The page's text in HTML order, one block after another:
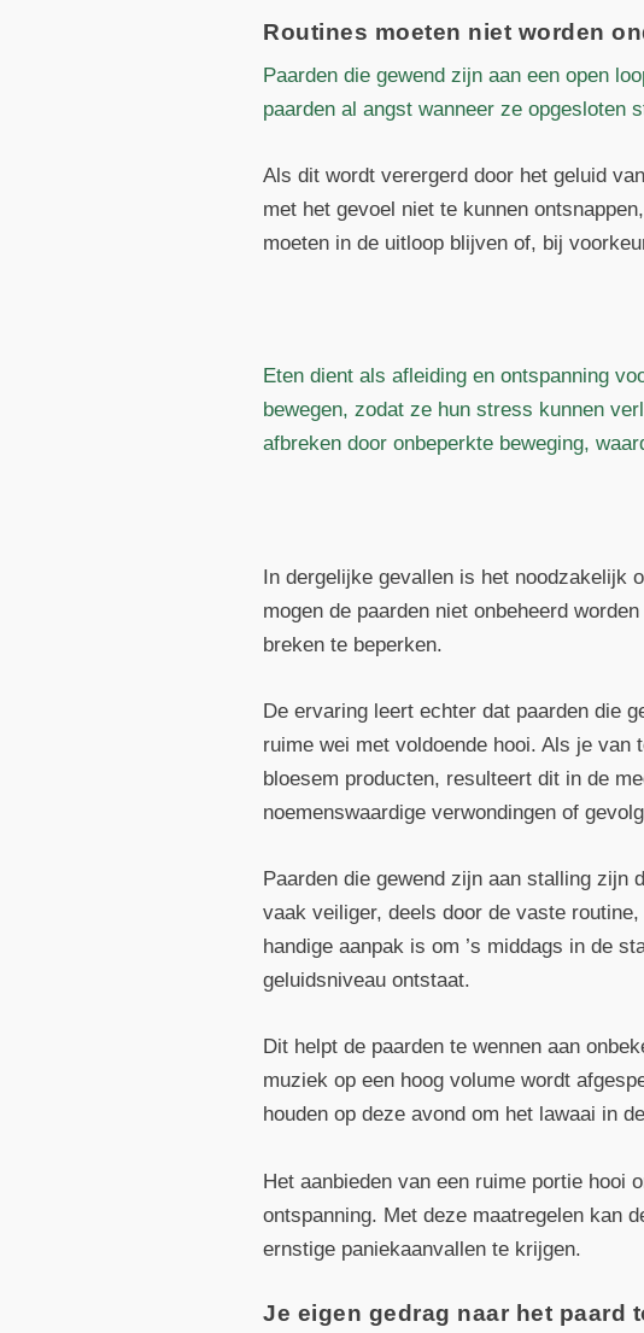
Routines moeten niet worden
Paarden die gewend zijn aan een open
paarden al angst wanneer ze opgesloten
Als dit wordt verergerd door het geluid
met het gevoel niet te kunnen
moeten in de uitloop blijven of, bij
Eten dient als afleiding en ontspanning
bewegen, zodat ze hun stress kunnen
afbreken door onbeperkte beweging,
In dergelijke gevallen is het noodzakelijk
mogen de paarden niet onbeheerd
breken te beperken.
De ervaring leert echter dat paarden die
ruime wei met voldoende hooi. Als je van
bloesem producten, resulteert dit in de
noemenswaardige verwondingen of
Paarden die gewend zijn aan stalling zijn
vaak veiliger, deels door de vaste
handige aanpak is om ’s middags in de
geluidsniveau ontstaat.
Dit helpt de paarden te wennen aan
muziek op een hoog volume wordt
houden op deze avond om het lawaai in
Het aanbieden van een ruime portie hooi
ontspanning. Met deze maatregelen kan
ernstige paniekaanvallen te krijgen.
Je eigen gedrag naar het paard